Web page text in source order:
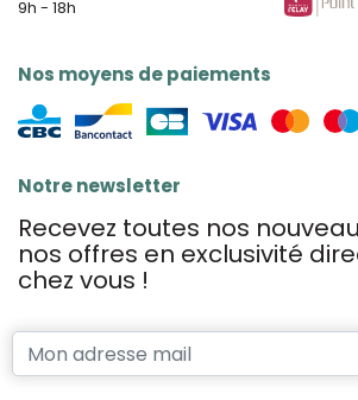
9h - 18h
Nos moyens de paiements
Notre newsletter
Recevez toutes nos
nos offres en exclusivité
chez vous !